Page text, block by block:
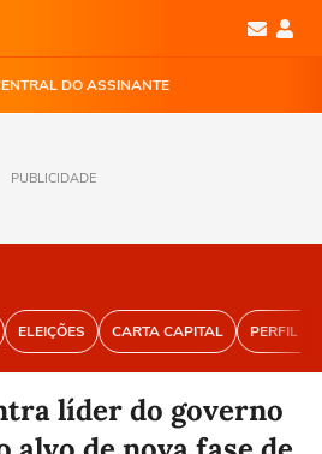
DO ASSINANTE
PUBLICIDADE
ELEIÇÕES CARTA CAPITAL PERFIL
líder do governo